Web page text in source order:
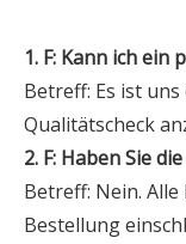
1. F: Kann ich ein
Betreff: Es ist
Qualitätscheck
2. F: Haben Sie
Betreff: Nein.
Bestellung